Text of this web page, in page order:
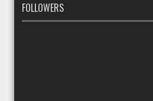
FOLLOWERS